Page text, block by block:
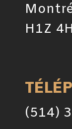
H1Z
(514)